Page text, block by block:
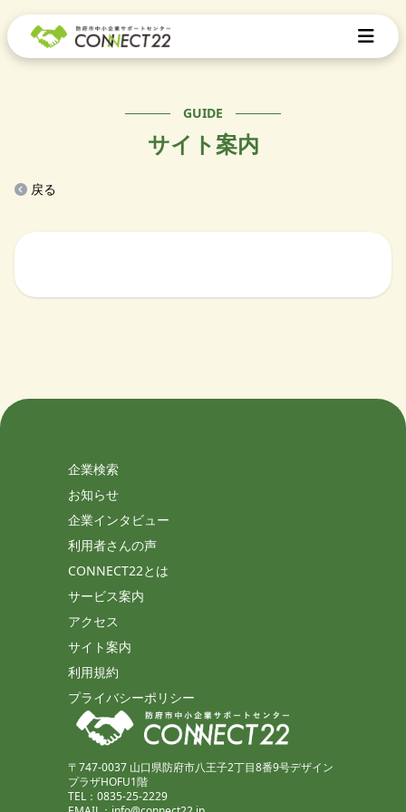
GUIDE
サイト案内
戻る
企業検索
お知らせ
企業インタビュー
利用者さんの声
CONNECT22とは
サービス案内
アクセス
サイト案内
利用規約
プライバシーポリシー
〒747-0037 山口県防府市八王子2丁目8番9号デザイン
プラザHOFU1階
TEL：0835-25-2229